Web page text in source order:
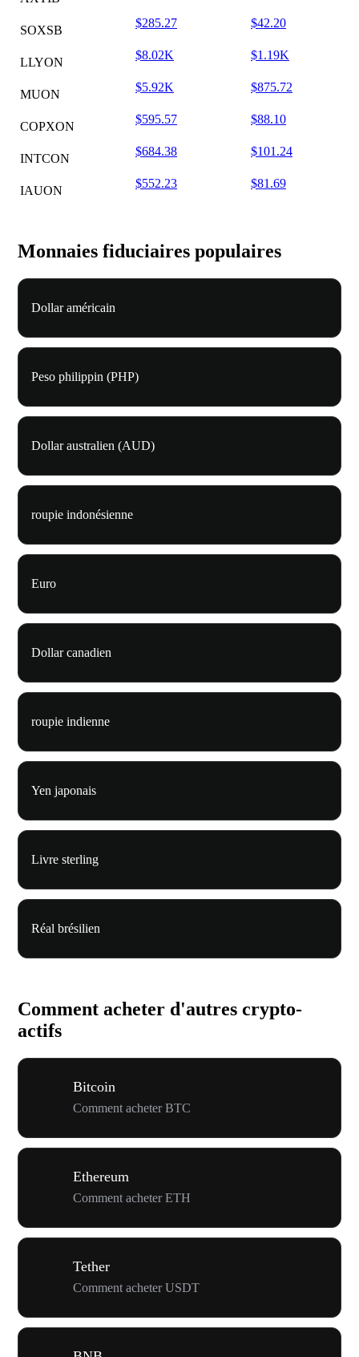
SOXSB
$285.27 $42.20
LLYON
$8.02K $1.19K
MUON
$5.92K $875.72
COPXON
$595.57 $88.10
INTCON
$684.38 $101.24
IAUON
$552.23 $81.69
Monnaies fiduciaires populaires
Dollar américain
Peso philippin (PHP)
Dollar australien (AUD)
roupie indonésienne
Euro
Dollar canadien
roupie indienne
Yen japonais
Livre sterling
Réal brésilien
Comment acheter d'autres crypto-
actifs
Bitcoin
Comment acheter BTC
Ethereum
Comment acheter ETH
Tether
Comment acheter USDT